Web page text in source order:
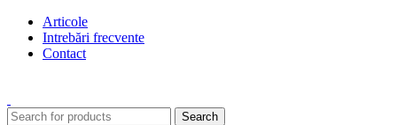
Articole
Intrebări frecvente
Contact
Search